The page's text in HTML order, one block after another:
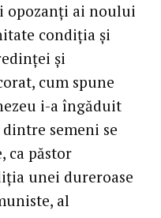
opozanţi ai noului
condiţia şi
şi
cum spune
i-a îngăduit
semeni se
ca păstor
unei dureroase
al